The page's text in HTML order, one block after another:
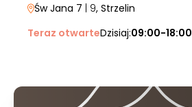
Św Jana 7 | 9, Strzelin
Teraz otwarteDzisiaj:09:00-18:00